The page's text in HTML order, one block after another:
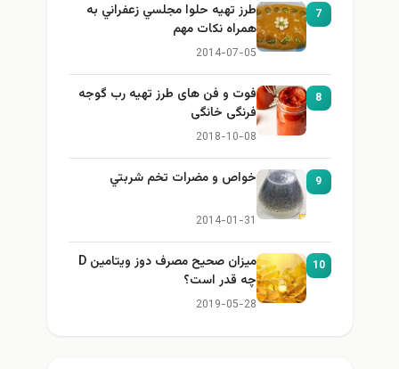
7
طرز تهيه حلوا مجلسي زعفراني به
همراه نكات مهم
2014-07-05
8
فوت و فن های طرز تهیه رب گوجه
فرنگی خانگی
2018-10-08
9 خواص و مضرات تخم شربتي
2014-01-31
10
میزان صحیح مصرف دوز ویتامین D
چه قدر است؟
2019-05-28